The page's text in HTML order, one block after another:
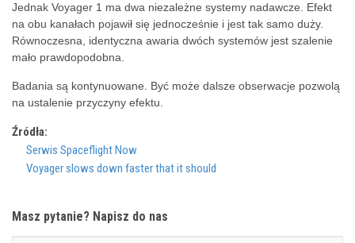
Jednak Voyager 1 ma dwa niezależne systemy nadawcze. Efekt
na obu kanałach pojawił się jednocześnie i jest tak samo duży.
Równoczesna, identyczna awaria dwóch systemów jest szalenie
mało prawdopodobna.
Badania są kontynuowane. Być może dalsze obserwacje pozwolą
na ustalenie przyczyny efektu.
Źródła:
Serwis Spaceflight Now
Voyager slows down faster that it should
Masz pytanie? Napisz do nas